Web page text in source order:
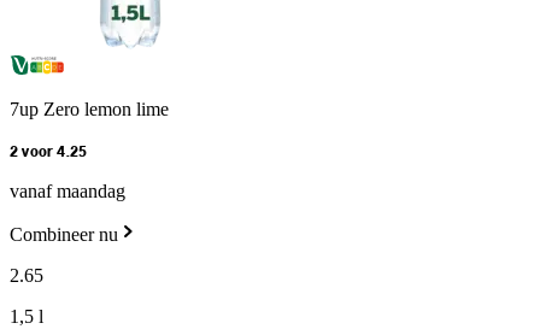
7up Zero lemon lime
2 voor 4.25
vanaf maandag
Combineer nu
2.65
1,5 l